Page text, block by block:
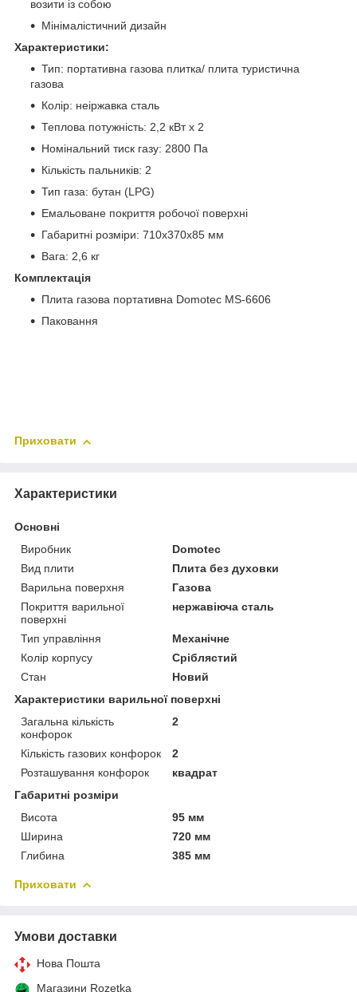
возити із собою
Мінімалістичний дизайн
Характеристики:
Тип: портативна газова плитка/ плита туристична
газова
Колір: неіржавка сталь
Теплова потужність: 2,2 кВт х 2
Номінальний тиск газу: 2800 Па
Кількість пальників: 2
Тип газа: бутан (LPG)
Емальоване покриття робочої поверхні
Габаритні розміри: 710х370х85 мм
Вага: 2,6 кг
Комплектація
Плита газова портативна Domotec MS-6606
Паковання
Приховати
Характеристики
Основні
Виробник
Domotec
Вид плити
Плита без духовки
Варильна поверхня
Газова
Покриття варильної
поверхні
нержавіюча сталь
Тип управління
Механічне
Колір корпусу
Сріблястий
Стан
Новий
Характеристики варильної поверхні
Загальна кількість
конфорок
2
Кількість газових конфорок
2
Розташування конфорок
квадрат
Габаритні розміри
Висота
95 мм
Ширина
720 мм
Глибина
385 мм
Приховати
Умови доставки
Нова Пошта
Магазини Rozetka